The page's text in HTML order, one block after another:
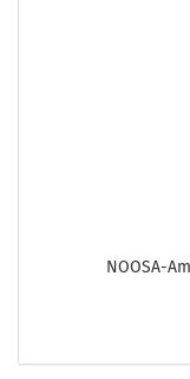
NOOSA-​